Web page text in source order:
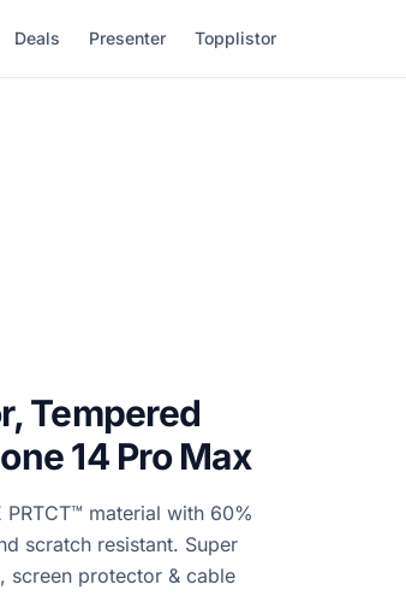
Deals Presenter Topplistor
Tempered
14 Pro Max
material with 60%
scratch resistant. Super
screen protector & cable